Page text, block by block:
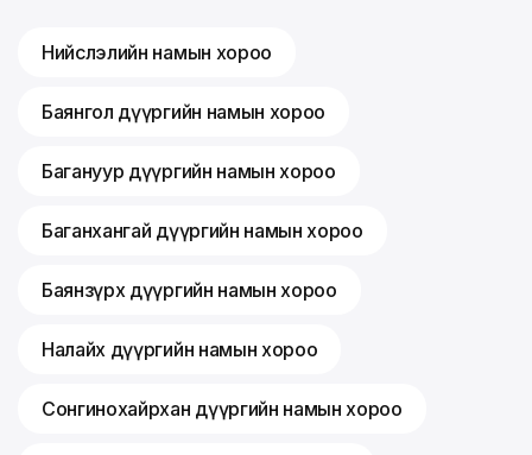
Нийслэлийн намын хороо
Баянгол дүүргийн намын хороо
Багануур дүүргийн намын хороо
Баганхангай дүүргийн намын хороо
Баянзүрх дүүргийн намын хороо
Налайх дүүргийн намын хороо
Сонгинохайрхан дүүргийн намын хороо